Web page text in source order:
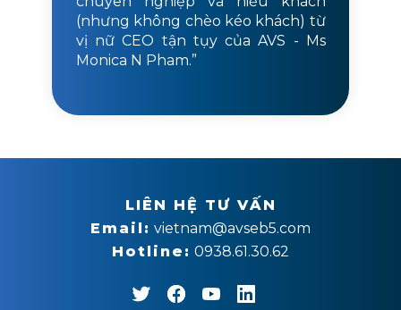
(nhưng không chèo kéo khách) từ
vị nữ CEO tận tụy của AVS - Ms
Monica N Pham.”
LIÊN HỆ TƯ VẤN
Email: vietnam@avseb5.com
Hotline: 0938.61.30.62